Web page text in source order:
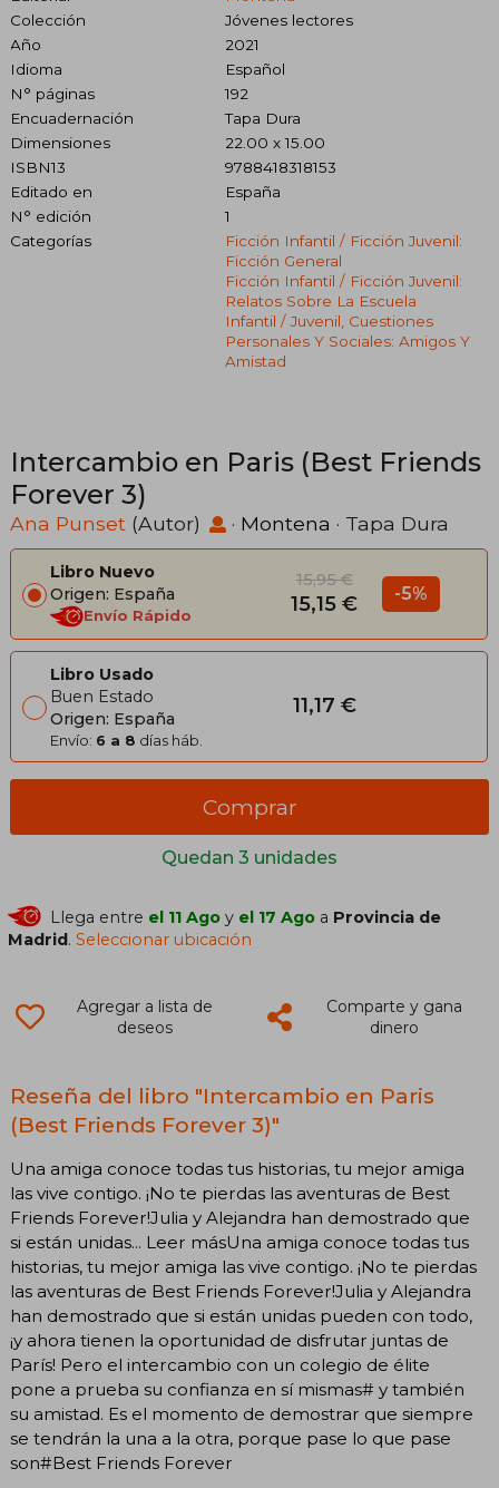
Colección
Jóvenes lectores
Año
2021
Idioma
Español
N° páginas
192
Encuadernación
Tapa Dura
Dimensiones
22.00 x 15.00
ISBN13
9788418318153
Editado en
España
N° edición
1
Categorías
Ficción Infantil / Ficción Juvenil:
Ficción General
Ficción Infantil / Ficción Juvenil:
Relatos Sobre La Escuela
Infantil / Juvenil, Cuestiones
Personales Y Sociales: Amigos Y
Amistad
Intercambio en Paris (Best Friends
Forever 3)
Ana Punset (Autor) · Montena · Tapa Dura
Libro Nuevo
Origen: España
Envío Rápido
15,95 €
15,15 € -5%
Libro Usado
Buen Estado
Origen: España
Envío: 6 a 8 días háb.
11,17 €
Quedan 3 unidades
Comprar
Llega entre el 11 Ago y el 17 Ago a Provincia de
Madrid.Seleccionar ubicación
Agregar a lista de
deseos
Comparte y gana
dinero
Reseña del libro "Intercambio en Paris
(Best Friends Forever 3)"
Una amiga conoce todas tus historias, tu mejor amiga
las vive contigo. ¡No te pierdas las aventuras de Best
Friends Forever!Julia y Alejandra han demostrado que
si están unidas... Leer másUna amiga conoce todas tus
historias, tu mejor amiga las vive contigo. ¡No te pierdas
las aventuras de Best Friends Forever!Julia y Alejandra
han demostrado que si están unidas pueden con todo,
¡y ahora tienen la oportunidad de disfrutar juntas de
París! Pero el intercambio con un colegio de élite
pone a prueba su confianza en sí mismas# y también
su amistad. Es el momento de demostrar que siempre
se tendrán la una a la otra, porque pase lo que pase
son#Best Friends Forever